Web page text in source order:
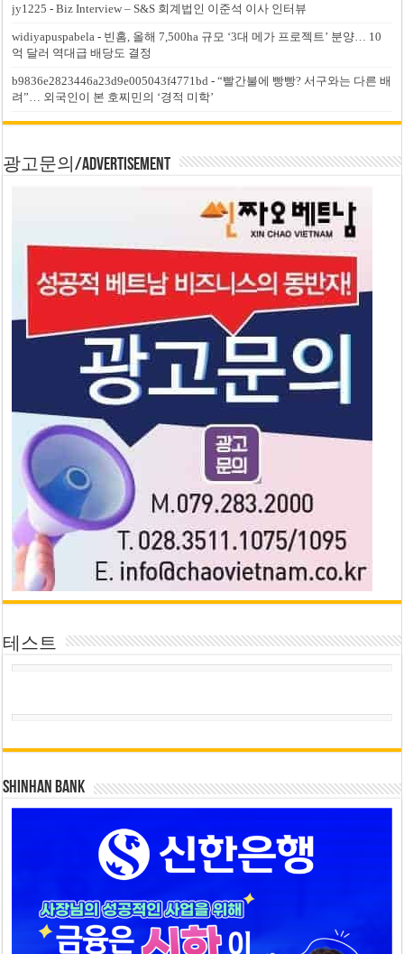
jy1225 -Biz Interview – S&S 회계법인 이준석 이사 인터뷰
widiyapuspabela - 빈홈, 올해 7,500ha 규모 ‘3대 메가 프로젝트’ 분양… 10
억 달러 역대급 배당도 결정
b9836e2823446a23d9e005043f4771bd -“빨간불에 빵빵? 서구와는 다른 배
려”… 외국인이 본 호찌민의 ‘경적 미학’
광고문의/Advertisement
테스트
SHINHAN BANK